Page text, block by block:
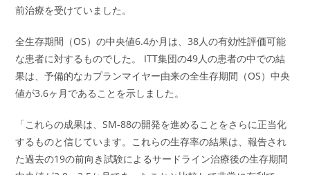
前治療を受けていました。
全生存期間（OS）の中央値6.4か月は、38人の有効性評価可能
な患者に対するものでした。 ITT集団の49人の患者の中での結
果は、予備的なカプランマイヤー由来の全生存期間（OS）中央
値が3.6ヶ月であることを示しました。
「これらの成果は、SM-88の開発を進めることをさらに正当化
するものと信じています。これらの生存率の結果は、報告され
た過去の19の前向き試験によるサードライン治療後の生存期間